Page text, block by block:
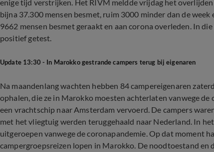
enige tijd verstrijken. Het RIVM meldde vrijdag het
bijna 37.300 mensen besmet, ruim 3000 minder dan de
9662 mensen besmet geraakt en aan corona overleden. In
positief getest.
Update 13:30 - In Marokko gestrande campers terug bij eigenaren
Na maandenlang wachten hebben 84 campereigenaren
ophalen, die ze in Marokko moesten achterlaten vanwege
een vrachtschip naar Amsterdam vervoerd. De campers
met het vliegtuig werden teruggehaald naar Nederland. In
uitgeroepen vanwege de coronapandemie. Op dat moment
campergroepsreizen lopen in Marokko. De noodtoestand en